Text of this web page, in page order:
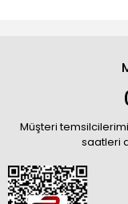
Müşteri
saatleri